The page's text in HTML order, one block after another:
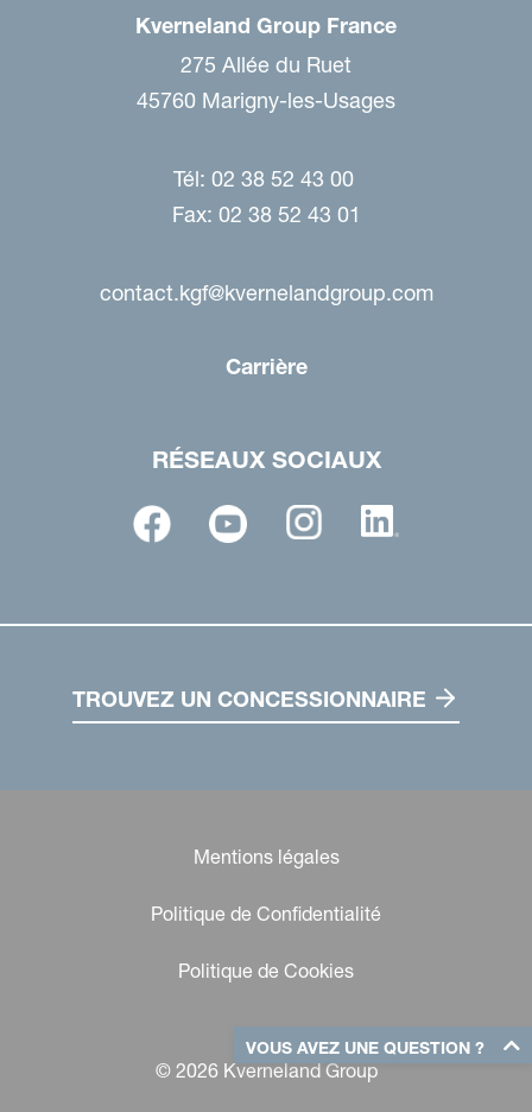
VOUS AVEZ UNE QUESTION ?
Kverneland Group France
275 Allée du Ruet
45760 Marigny-les-Usages
Tél: 02 38 52 43 00
Fax: 02 38 52 43 01
contact.kgf@kvernelandgroup.com
Carrière
RÉSEAUX SOCIAUX
TROUVEZ UN CONCESSIONNAIRE
Mentions légales
Politique de Confidentialité
Politique de Cookies
© 2026 Kverneland Group